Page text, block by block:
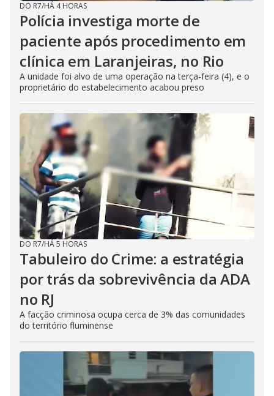
DO R7/HÁ 4 HORAS
Polícia investiga morte de
paciente após procedimento em
clínica em Laranjeiras, no Rio
A unidade foi alvo de uma operação na terça-feira (4), e o
proprietário do estabelecimento acabou preso
DO R7/HÁ 5 HORAS
Tabuleiro do Crime: a estratégia
por trás da sobrevivência da ADA
no RJ
A facção criminosa ocupa cerca de 3% das comunidades
do território fluminense